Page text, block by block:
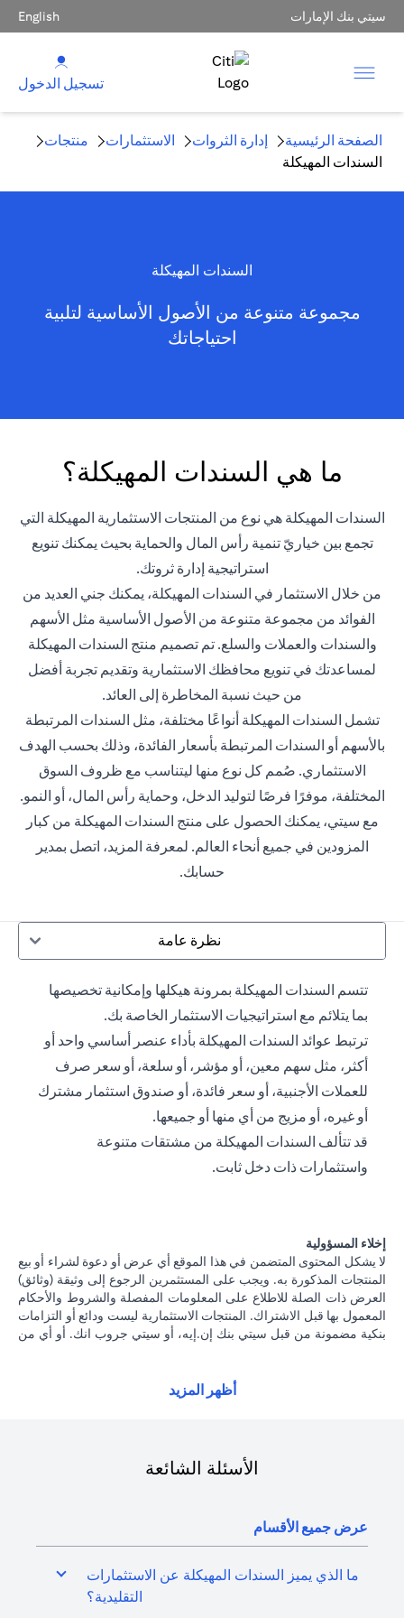
سيتي بنك الإمارات English
تسجيل الدخول
الصفحة الرئيسية إدارة الثروات الاستثمارات
منتجات
السندات المهيكلة
السندات المهيكلة
مجموعة متنوعة من الأصول الأساسية لتلبية
احتياجاتك
ما هي السندات المهيكلة؟
السندات المهيكلة هي نوع من المنتجات الاستثمارية المهيكلة التي
تجمع بين خياريّ تنمية رأس المال والحماية بحيث يمكنك تنويع
استراتيجية إدارة ثروتك.
من خلال الاستثمار في السندات المهيكلة، يمكنك جني العديد من
الفوائد من مجموعة متنوعة من الأصول الأساسية مثل الأسهم
والسندات والعملات والسلع. تم تصميم منتج السندات المهيكلة
لمساعدتك في تنويع محافظك الاستثمارية وتقديم تجربة أفضل
من حيث نسبة المخاطرة إلى العائد.
تشمل السندات المهيكلة أنواعًا مختلفة، مثل السندات المرتبطة
بالأسهم أو السندات المرتبطة بأسعار الفائدة، وذلك بحسب الهدف
الاستثماري. صُمم كل نوع منها ليتناسب مع ظروف السوق
المختلفة، موفرًا فرصًا لتوليد الدخل، وحماية رأس المال، أو النمو.
مع سيتي، يمكنك الحصول على منتج السندات المهيكلة من كبار
المزودين في جميع أنحاء العالم. لمعرفة المزيد، اتصل بمدير
حسابك.
نظرة عامة
تتسم السندات المهيكلة بمرونة هيكلها وإمكانية تخصيصها
بما يتلائم مع استراتيجيات الاستثمار الخاصة بك.
ترتبط عوائد السندات المهيكلة بأداء عنصر أساسي واحد أو
أكثر، مثل سهم معين، أو مؤشر، أو سلعة، أو سعر صرف
للعملات الأجنبية، أو سعر فائدة، أو صندوق استثمار مشترك
أو غيره، أو مزيج من أي منها أو جميعها.
قد تتألف السندات المهيكلة من مشتقات متنوعة
واستثمارات ذات دخل ثابت.
إخلاء المسؤولية
لا يشكل المحتوى المتضمن في هذا الموقع أي عرض أو دعوة لشراء أو بيع
المنتجات المذكورة به. ويجب على المستثمرين الرجوع إلى وثيقة (وثائق)
العرض ذات الصلة للاطلاع على المعلومات المفصلة والشروط والأحكام
المعمول بها قبل الاشتراك. المنتجات الاستثمارية ليست ودائع أو التزامات
بنكية مضمونة من قبل سيتي بنك إن.إيه، أو سيتي جروب انك. أو أي من
فإن منتجات الاستثمار والخزانة تخضع لمخاطر الاستثمار، بما في ذلك
استثمارية و / أو منتجات خزينة مقومة بعملة أجنبية (غير محلية) على دراية
بمخاطر تقلبات أسعار الصرف التي قد تتسبب في خسارة رأس المال عند
بمنتجات الاستثمار والخزينة لشروط وأحكام منتجات الاستثمار والخزينة
الفردية. يدرك العميل أنه يقع على عاتقه السعي للحصول على مشورة
قانونية و / أو ضريبية للوقوف على التبعات القانونية والضريبية لمعاملاته
الاستثمارية. إذا قام العميل بتغيير محل إقامته أو جنسيته أو محل عمله،
فإنه يقع على عاتقه مسؤولية اطلاع نفسه على الآثار التي قد تلحق
أظهر المزيد
الأسئلة الشائعة
عرض جميع الأقسام
ما الذي يميز السندات المهيكلة عن الاستثمارات
التقليدية؟